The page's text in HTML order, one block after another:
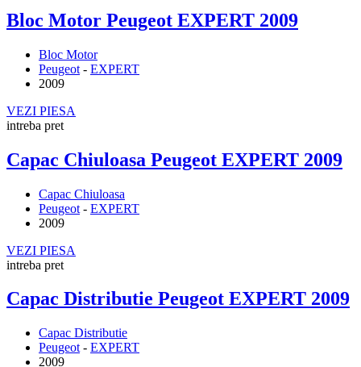
Bloc Motor Peugeot EXPERT 2009
Bloc Motor
Peugeot - EXPERT
2009
VEZI PIESA
intreba pret
Capac Chiuloasa Peugeot EXPERT 2009
Capac Chiuloasa
Peugeot - EXPERT
2009
VEZI PIESA
intreba pret
Capac Distributie Peugeot EXPERT 2009
Capac Distributie
Peugeot - EXPERT
2009